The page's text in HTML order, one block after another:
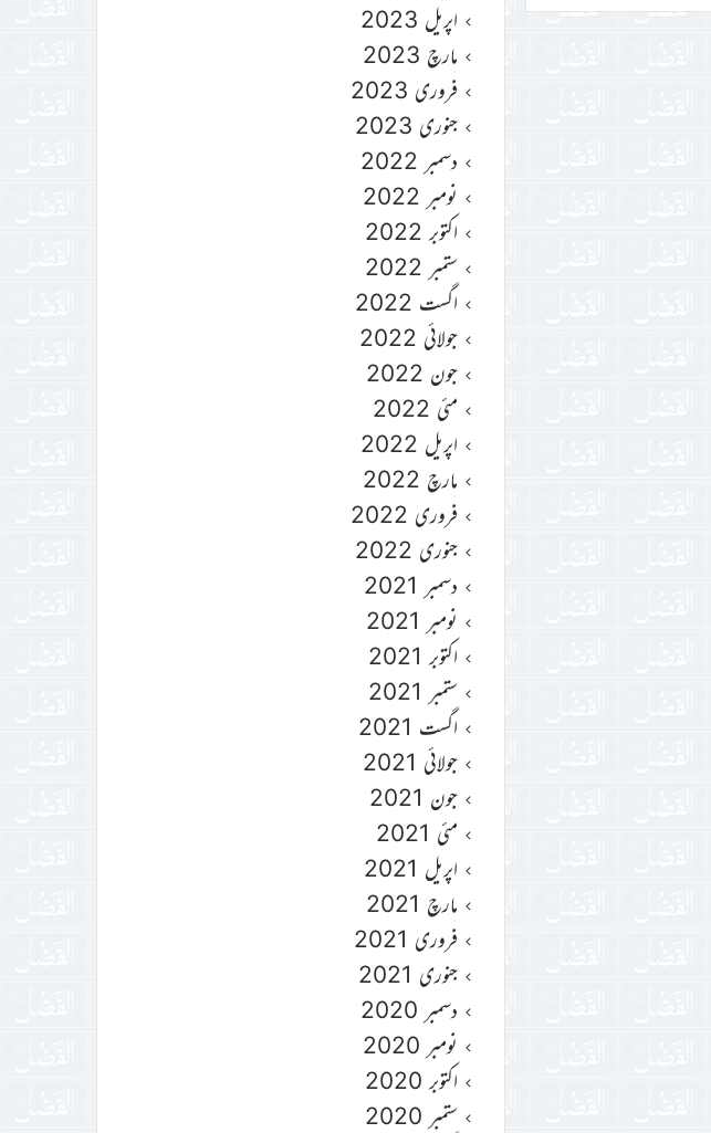
اپریل 2023
مارچ 2023
فروری 2023
جنوری 2023
دسمبر 2022
نومبر 2022
اکتوبر 2022
ستمبر 2022
اگست 2022
جولائی 2022
جون 2022
مئی 2022
اپریل 2022
مارچ 2022
فروری 2022
جنوری 2022
دسمبر 2021
نومبر 2021
اکتوبر 2021
ستمبر 2021
اگست 2021
جولائی 2021
جون 2021
مئی 2021
اپریل 2021
مارچ 2021
فروری 2021
جنوری 2021
دسمبر 2020
نومبر 2020
اکتوبر 2020
ستمبر 2020